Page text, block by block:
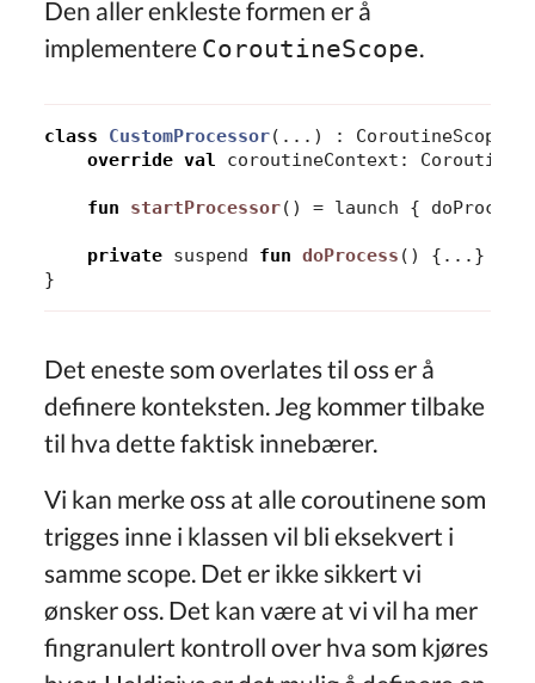
Den aller enkleste formen er å
implementere CoroutineScope.
class CustomProcessor(...) : CoroutineScope
override val coroutineContext :
fun startProcessor() = launch { doProcess
private suspend fun doProcess ()
{...}
}
Det eneste som overlates til oss er å
definere konteksten. Jeg kommer tilbake
til hva dette faktisk innebærer.
Vi kan merke oss at alle coroutinene som
trigges inne i klassen vil bli eksekvert i
samme scope. Det er ikke sikkert vi
ønsker oss. Det kan være at vi vil ha mer
fingranulert kontroll over hva som kjøres